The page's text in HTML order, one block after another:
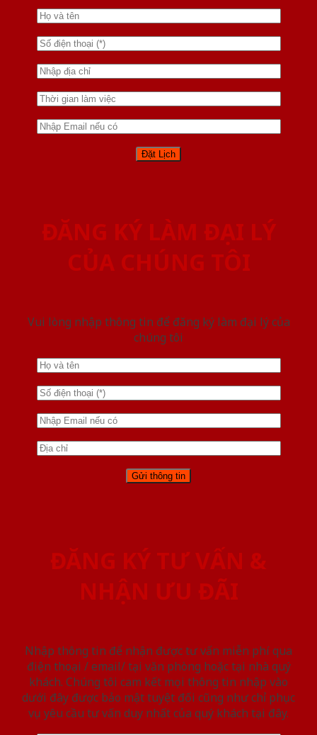
ĐĂNG KÝ LÀM ĐẠI LÝ
CỦA CHÚNG TÔI
Vui lòng nhập thông tin để đăng ký làm đại lý của
chúng tôi
ĐĂNG KÝ TƯ VẤN &
NHẬN ƯU ĐÃI
Nhập thông tin để nhận được tư vấn miễn phí qua
điện thoại / email/ tại văn phòng hoặc tại nhà quý
khách. Chúng tôi cam kết mọi thông tin nhập vào
dưới đây được bảo mật tuyệt đối cũng như chỉ phục
vụ yêu cầu tư vấn duy nhất của quý khách tại đây.